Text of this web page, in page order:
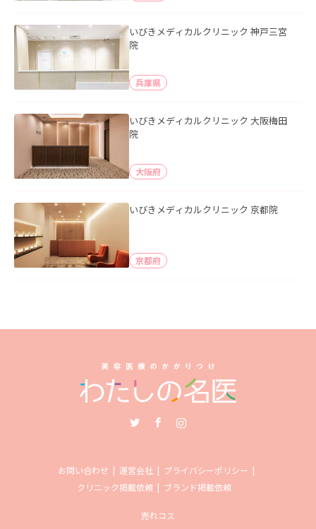
いびきメディカルクリニック 神戸三宮
院
兵庫県
いびきメディカルクリニック 大阪梅田
院
大阪府
いびきメディカルクリニック 京都院
京都府
お問い合わせ 運営会社
プライバシーポリシー
クリニック掲載依頼
ブランド掲載依頼
売れコス